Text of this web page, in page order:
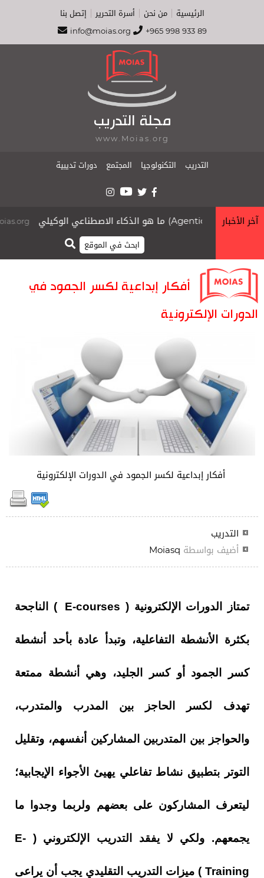
الرئيسية من نحن أسرة التحرير
إتصل بنا
info@moias.org
+965 998 933 89
مجلة التدريب
www.Moias.org
التدريب
التكنولوجيا المجتمع دورات تديبية
آخر الأخبار moias.org ما هو الذكاء الاصطناعي الوكيلي (Agentic AI)
أفكار إبداعية لكسر الجمود في
الدورات الإلكترونية
أفكار إبداعية لكسر الجمود في الدورات الإلكترونية
التدريب
أضيف بواسطة
تمتاز الدورات الإلكترونية ( E-courses ) الناجحة
بكثرة الأنشطة التفاعلية، وتبدأ عادة بأحد أنشطة
كسر الجمود أو كسر الجليد، وهي أنشطة ممتعة
تهدف لكسر الحاجز بين المدرب والمتدرب،
والحواجز بين المتدربين المشاركين أنفسهم، وتقليل
التوتر بتطبيق نشاط تفاعلي يهيئ الأجواء الإيجابية؛
ليتعرف المشاركون على بعضهم ولربما وجدوا ما
يجمعهم. ولكي لا يفقد التدريب الإلكتروني ( E-
Training ) ميزات التدريب التقليدي يجب أن يراعى